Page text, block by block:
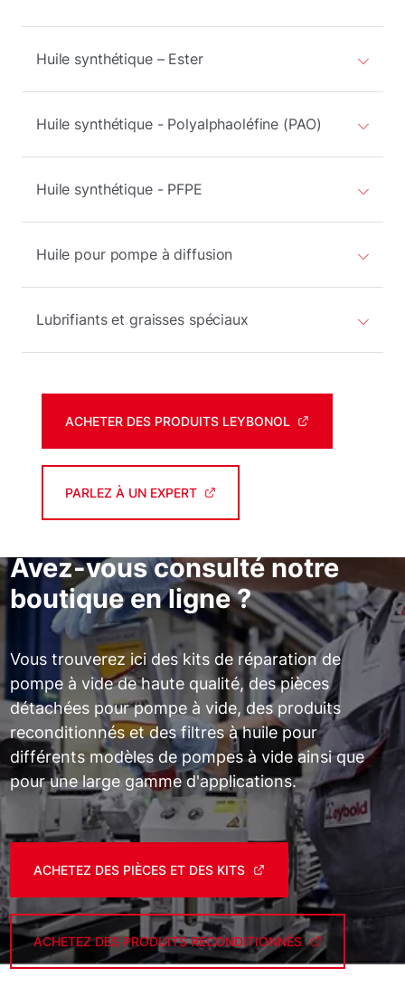
Huile synthétique – Ester
Huile synthétique - Polyalphaoléfine (PAO)
Huile synthétique - PFPE
Huile pour pompe à diffusion
Lubrifiants et graisses spéciaux
ACHETER DES PRODUITS LEYBONOL
PARLEZ À UN EXPERT
Avez-vous consulté notre
boutique en ligne ?
Vous trouverez ici des kits de réparation de
pompe à vide de haute qualité, des pièces
détachées pour pompe à vide, des produits
reconditionnés et des filtres à huile pour
différents modèles de pompes à vide ainsi que
pour une large gamme d'applications.
ACHETEZ DES PIÈCES ET DES KITS
ACHETEZ DES PRODUITS RECONDITIONNÉS